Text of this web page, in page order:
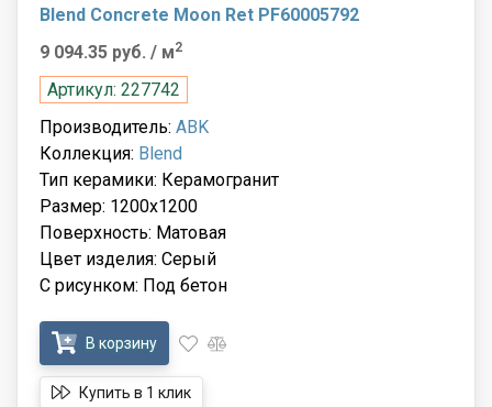
Blend Concrete Moon Ret PF60005792
9 094.35 руб. / м2
Артикул: 227742
Производитель: ABK
Коллекция: Blend
Тип керамики: Керамогранит
Размер: 1200x1200
Поверхность: Матовая
Цвет изделия: Серый
С рисунком: Под бетон
В корзину
Купить в 1 клик